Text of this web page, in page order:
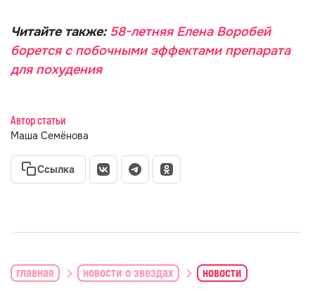
Читайте также: 58-летняя Елена Воробей
борется с побочными эффектами препарата
для похудения
Автор статьи
Маша Семёнова
Ссылка
главная новости о звездах новости